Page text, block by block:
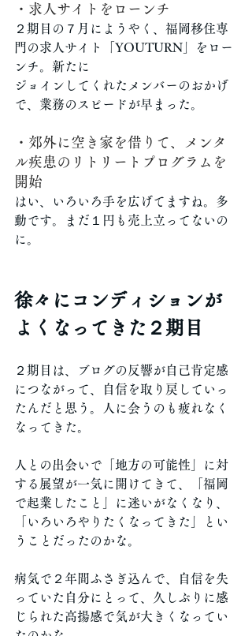
・求人サイトをローンチ
２期目の７月にようやく、福岡移住専
門の求人サイト「YOUTURN」をロー
ンチ。新たに
ジョインしてくれたメンバーのおかげ
で、業務のスピードが早まった。
・郊外に空き家を借りて、メンタ
ル疾患のリトリートプログラムを
開始
はい、いろいろ手を広げてますね。多
動です。まだ１円も売上立ってないの
に。
徐々にコンディションが
よくなってきた２期目
２期目は、ブログの反響が自己肯定感
につながって、自信を取り戻していっ
たんだと思う。人に会うのも疲れなく
なってきた。
人との出会いで「地方の可能性」に対
する展望が一気に開けてきて、「福岡
で起業したこと」に迷いがなくなり、
「いろいろやりたくなってきた」とい
うことだったのかな。
病気で２年間ふさぎ込んで、自信を失
っていた自分にとって、久しぶりに感
じられた高揚感で気が大きくなってい